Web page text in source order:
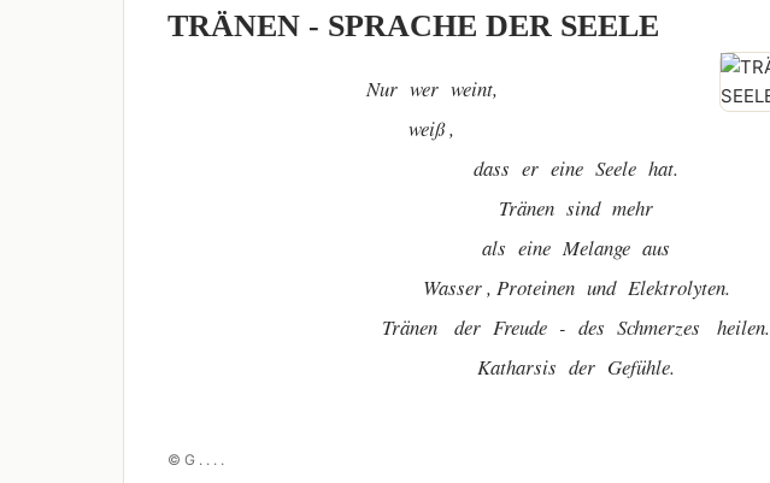
TRÄNEN - SPRACHE DER SEELE
Nur wer weint,
weiß ,
dass er eine Seele hat.
Tränen sind mehr
als eine Melange aus
Wasser , Proteinen und Elektrolyten.
Tränen der Freude - des Schmerzes heilen.
Katharsis der Gefühle.
© G . . . .